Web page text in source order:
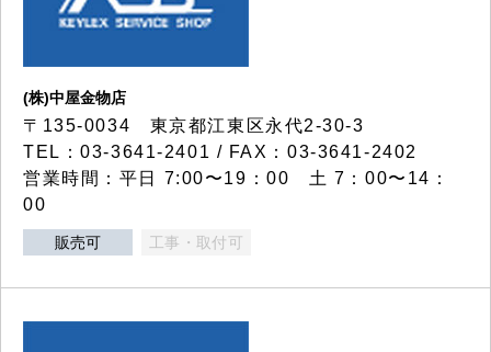
(株)中屋金物店
〒135-0034 東京都江東区永代2-30-3
TEL：03-3641-2401 / FAX：03-3641-2402
営業時間：平日 7:00〜19：00 土 7：00〜14：
00
販売可 工事・取付可